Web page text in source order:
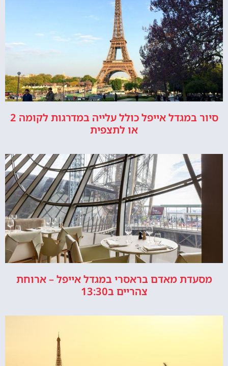
סיור במגדל אייפל כולל עלייה במדרגות לקומה 2
או לתצפית
מסעדת מאדם בראסרי במגדל אייפל – ארוחת
צהריים ב13:30